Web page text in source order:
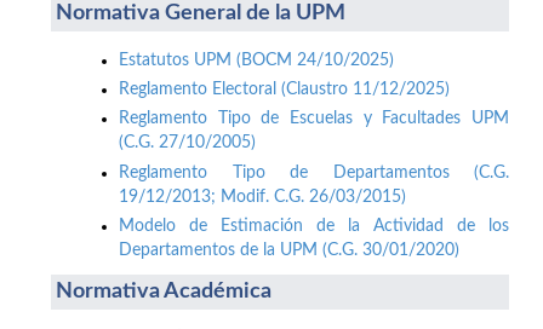
Normativa General de la UPM
Estatutos UPM (BOCM 24/10/2025)
Reglamento Electoral (Claustro 11/12/2025)
Reglamento Tipo de Escuelas y Facultades UPM
(C.G. 27/10/2005)
Reglamento Tipo de Departamentos (C.G.
19/12/2013; Modif. C.G. 26/03/2015)
Modelo de Estimación de la Actividad de los
Departamentos de la UPM (C.G. 30/01/2020)
Normativa Académica